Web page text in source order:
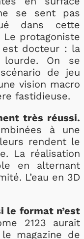
se sent pas
dans cette
Le protagoniste
est docteur : la
lourde. On se
de jeu
vision macro
fastidieuse.
très réussi.
à une
rendent le
La réalisation
en alternant
L’eau en 3D
le format n’est
2123 aurait
magazine de